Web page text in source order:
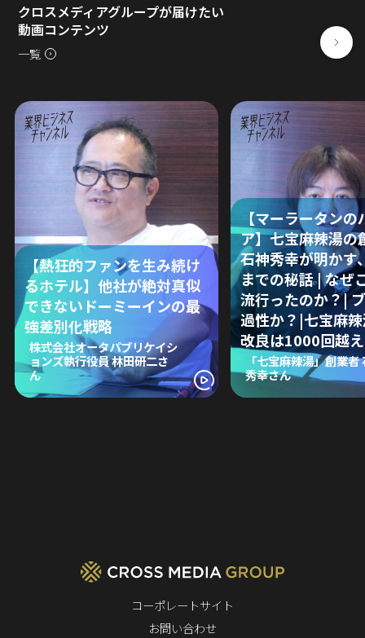
クロスメディアグループが届けたい
動画コンテンツ
一覧
【熱狂的ファンを生み続け
るホテル】他社が絶対真似
できないドーミーインの最
強差別化戦略
株式会社オータパブリケイシ
ョンズ執行役員 林田研二さ
ん
【マーラータン
ア】七宝麻辣湯の
石神秀幸が明かす
までの秘話 | なぜ
流行ったのか？|
過性か？|七宝麻
改良は1000回越
「七宝麻辣湯」創業者
秀幸さん
コーポレートサイト
お問い合わせ